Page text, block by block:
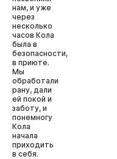
нам, и уже
через
несколько
часов Кола
была в
безопасности,
в приюте.
Мы
обработали
рану, дали
ей покой и
заботу, и
понемногу
Кола
начала
приходить
в себя.